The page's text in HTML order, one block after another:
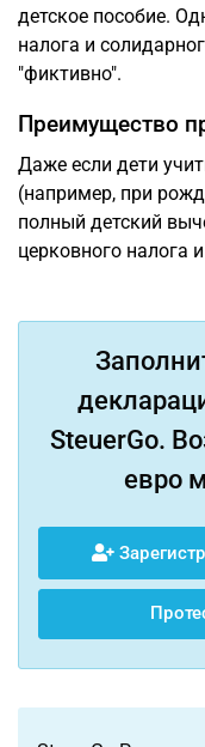
детское пособие.
налога и
"фиктивно".
Преимущество
Даже если дети
(например, при
полный детский
церковного налога
SteuerGo.
евро